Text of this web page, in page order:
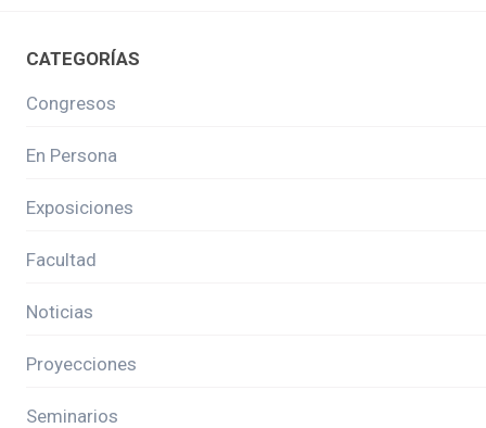
CATEGORÍAS
Congresos
En Persona
Exposiciones
Facultad
Noticias
Proyecciones
Seminarios